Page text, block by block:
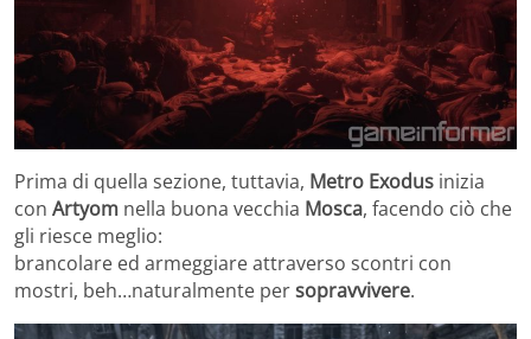
Prima di quella sezione, tuttavia, Metro Exodus inizia
con Artyom nella buona vecchia Mosca, facendo ciò che
gli riesce meglio:
brancolare ed armeggiare attraverso scontri con
mostri, beh…naturalmente persopravvivere.